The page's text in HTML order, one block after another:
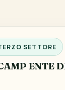
SETTORE
ENTE